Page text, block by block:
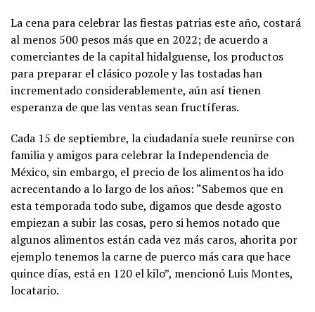
La cena para celebrar las fiestas patrias este año, costará
al menos 500 pesos más que en 2022; de acuerdo a
comerciantes de la capital hidalguense, los productos
para preparar el clásico pozole y las tostadas han
incrementado considerablemente, aún así tienen
esperanza de que las ventas sean fructíferas.
Cada 15 de septiembre, la ciudadanía suele reunirse con
familia y amigos para celebrar la Independencia de
México, sin embargo, el precio de los alimentos ha ido
acrecentando a lo largo de los años: “Sabemos que en
esta temporada todo sube, digamos que desde agosto
empiezan a subir las cosas, pero si hemos notado que
algunos alimentos están cada vez más caros, ahorita por
ejemplo tenemos la carne de puerco más cara que hace
quince días, está en 120 el kilo”, mencionó Luis Montes,
locatario.